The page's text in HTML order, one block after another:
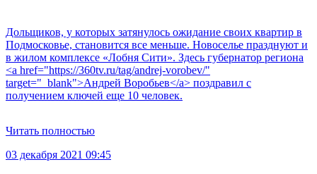
Дольщиков, у которых затянулось ожидание своих квартир в
Подмосковье, становится все меньше. Новоселье празднуют и
в жилом комплексе «Лобня Сити». Здесь губернатор региона
<a href="https://360tv.ru/tag/andrej-vorobev/"
target="_blank">Андрей Воробьев</a> поздравил с
получением ключей еще 10 человек.
Читать полностью
03 декабря 2021 09:45